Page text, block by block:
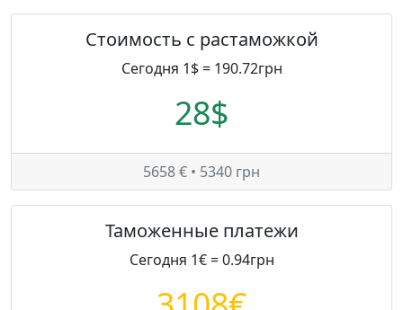
Стоимость с растаможкой
Сегодня 1$ = 190.72грн
28$
5658 € • 5340 грн
Таможенные платежи
Сегодня 1€ = 0.94грн